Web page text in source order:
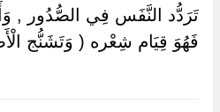
تَرَدُّد النَّفَس فِي الصُّدُور ,
فَهُوَ قِيَام شِعْره ( وَتَشَنُّج